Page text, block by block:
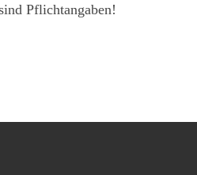
Pflichtangaben!